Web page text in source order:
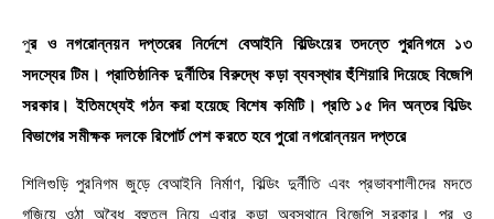
পুর ও নগরোন্নয়ন দপ্তরের নির্দেশে বেআইনি বিল্ডিংয়ের তদন্তে পুরনিগমে ১৩
সদস্যের টিম। প্রাতিষ্ঠানিক দুর্নীতির বিরুদ্ধে কড়া ব্যবস্থার হুঁশিয়ারি দিয়েছে বিজেপি
সরকার। ইতিমধ্যেই গঠন করা হয়েছে বিশেষ কমিটি। প্রতি ১৫ দিন অন্তর বিল্ডিং
বিভাগের সমীক্ষক দলকে রিপোর্ট পেশ করতে হবে পুরো নগরোন্নয়ন দপ্তরে
শিলিগুড়ি পুরনিগম জুড়ে বেআইনি নির্মাণ, বিল্ডিং দুর্নীতি এবং প্রভাবশালীদের মদতে
গজিয়ে ওঠা অবৈধ বহুতল নিয়ে এবার কড়া অবস্থানে বিজেপি সরকার। পুর ও